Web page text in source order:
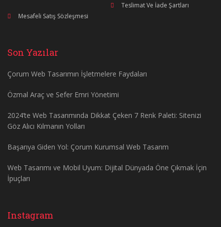
Teslimat Ve İade Şartları
Mesafeli Satış Sözleşmesi
Son Yazılar
Çorum Web Tasarımın İşletmelere Faydaları
Özmal Araç ve Sefer Emri Yönetimi
2024’te Web Tasarımında Dikkat Çeken 7 Renk Paleti: Sitenizi
Göz Alıcı Kılmanın Yolları
Başarıya Giden Yol: Çorum Kurumsal Web Tasarım
Web Tasarımı ve Mobil Uyum: Dijital Dünyada Öne Çıkmak İçin
İpuçları
Instagram